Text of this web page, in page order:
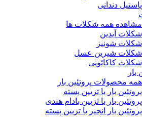
پاستیل دندانی
مشاهده همه شکلات ها
شکلات آیدین
شکلات شونیز
شکلات شیرین عسل
شکلات کاکائویی
بار
همه محصولات پروتئین بار
پروتئین بار با تزیین پسته
پروتئین بار با تزیین بادام هندی
پروتئین بار انجیر با تزیین پسته